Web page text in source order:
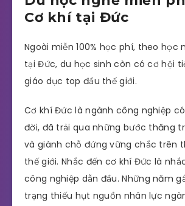
Cơ khí tại Đức
Ngoài miễn 100% học phí, theo học
tại Đức, du học sinh còn có cơ hội
giáo dục top đầu thế giới.
Cơ khí Đức là ngành công nghiệp
đời, đã trải qua những bước thăng
và giành chỗ đứng vững chắc trên
thế giới. Nhắc đến cơ khí Đức là
công nghiệp dẫn đầu. Những năm
trạng thiếu hụt nguồn nhân lực